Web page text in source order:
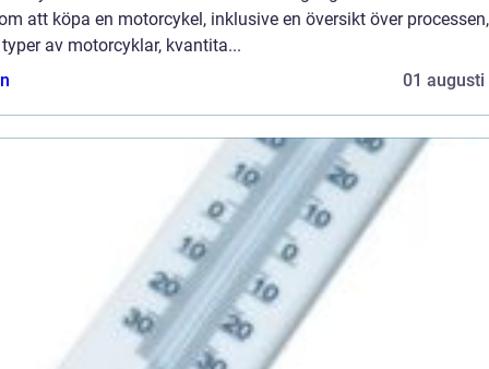
att köpa en motorcykel, inklusive en översikt över processen,
av motorcyklar, kvantita...
01 augusti